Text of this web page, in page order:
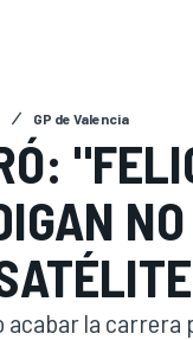
GP de Valencia
acabar la